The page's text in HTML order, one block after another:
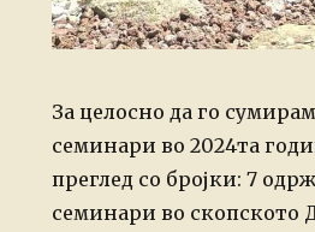
За целосно да го
семинари во 2024та
преглед со бројки: 7
семинари во скопското